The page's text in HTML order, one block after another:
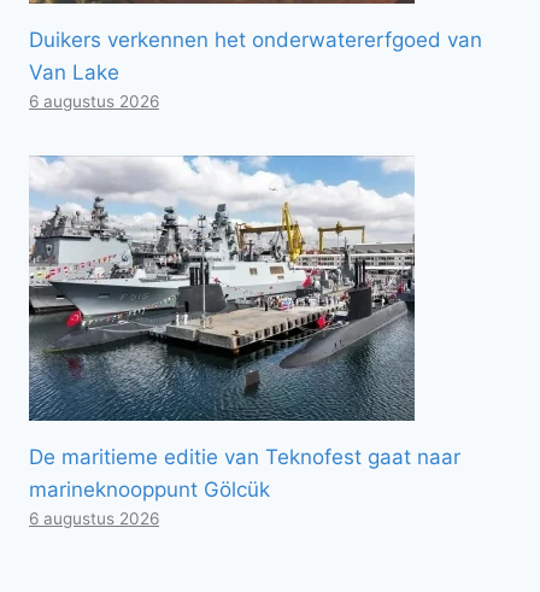
Duikers verkennen het onderwatererfgoed van
Van Lake
6 augustus 2026
De maritieme editie van Teknofest gaat naar
marineknooppunt Gölcük
6 augustus 2026